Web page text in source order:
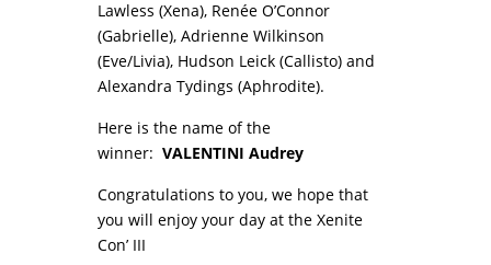
Lawless (Xena), Renée O’Connor
(Gabrielle), Adrienne Wilkinson
(Eve/Livia), Hudson Leick (Callisto) and
Alexandra Tydings (Aphrodite).
Here is the name of the
winner: VALENTINI Audrey
Congratulations to you, we hope that
you will enjoy your day at the Xenite
Con’ III